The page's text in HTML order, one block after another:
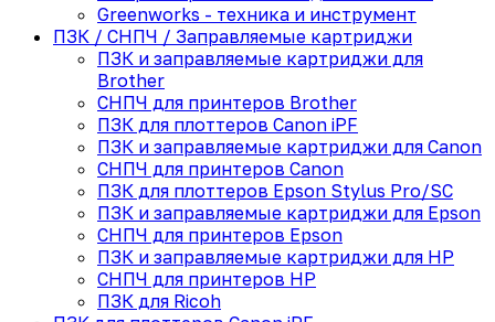
Greenworks - техника и инструмент
ПЗК / СНПЧ / Заправляемые картриджи
ПЗК и заправляемые картриджи для
Brother
СНПЧ для принтеров Brother
ПЗК для плоттеров Canon iPF
ПЗК и заправляемые картриджи для Canon
СНПЧ для принтеров Canon
ПЗК для плоттеров Epson Stylus Pro/SC
ПЗК и заправляемые картриджи для Epson
СНПЧ для принтеров Epson
ПЗК и заправляемые картриджи для HP
СНПЧ для принтеров HP
ПЗК для Ricoh